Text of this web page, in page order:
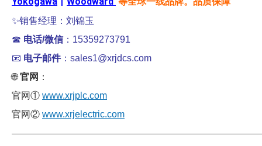
✨销售经理：刘锦玉
☎ 电话/微信：15359273791
📧 电子邮件：sales1@xrjdcs.com
🌐官网 ：
官网① www.xrjplc.com
官网② www.xrjelectric.com